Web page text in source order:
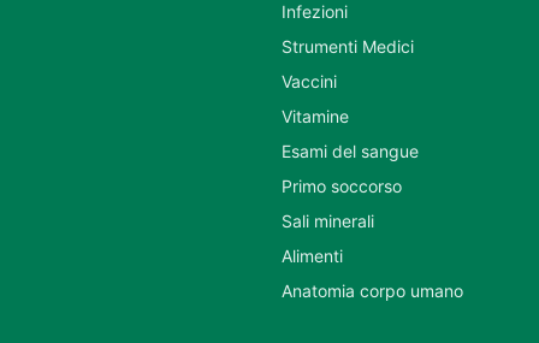
Infezioni
Strumenti Medici
Vaccini
Vitamine
Esami del sangue
Primo soccorso
Sali minerali
Alimenti
Anatomia corpo umano